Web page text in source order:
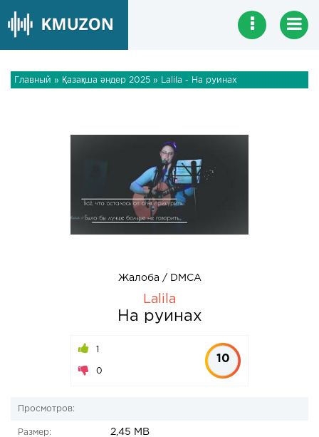
Главный » Қазақша әндер 2025 » Lalila - На руинах
Жалоба / DMCA
Lalila
На руинах
1
0
10
Просмотров:
Размер: 2,45 MB